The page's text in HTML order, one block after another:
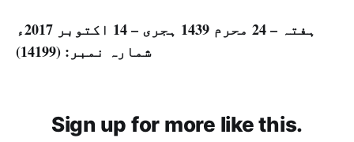
ہفتہ – 24 محرم 1439 ہجری – 14 اكتوبر 2017ء
شمارہ نمبر: (14199)
Sign up for more like this.